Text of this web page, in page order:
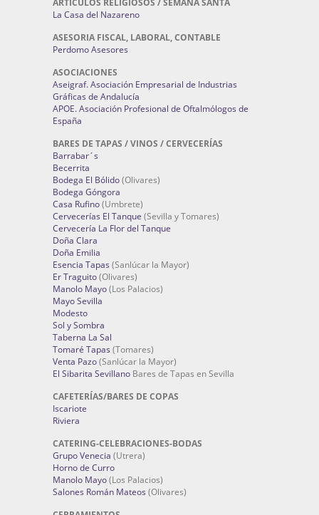
ARTICULOS RELIGIOSOS / SEMANA SANTA
La Casa del Nazareno
ASESORIA FISCAL, LABORAL, CONTABLE
Perdomo Asesores
ASOCIACIONES
Aseigraf. Asociación Empresarial de Industrias
Gráficas de Andalucía
APOE. Asociación Profesional de Oftalmólogos de
España
BARES DE TAPAS / VINOS / CERVECERÍAS
Barrabar´s
Becerrita
Bodega El Bólido(Olivares)
Bodega Góngora
Casa Rufino(Umbrete)
Cervecerías El Tanque (Sevilla y Tomares)
Cervecería La Flor del Tanque
Doña Clara
Doña Emilia
Esencia Tapas (Sanlúcar la Mayor)
Er Traguito(Olivares)
Manolo Mayo(Los Palacios)
Mayo Sevilla
Modesto
Sol y Sombra
Taberna La Sal
Tomaré Tapas (Tomares)
Venta Pazo(Sanlúcar la Mayor)
El Sibarita Sevillano Bares de Tapas en Sevilla
CAFETERÍAS/BARES DE COPAS
Iscariote
Riviera
CATERING-CELEBRACIONES-BODAS
Grupo Venecia (Utrera)
Horno de Curro
Manolo Mayo(Los Palacios)
Salones Román Mateos (Olivares)